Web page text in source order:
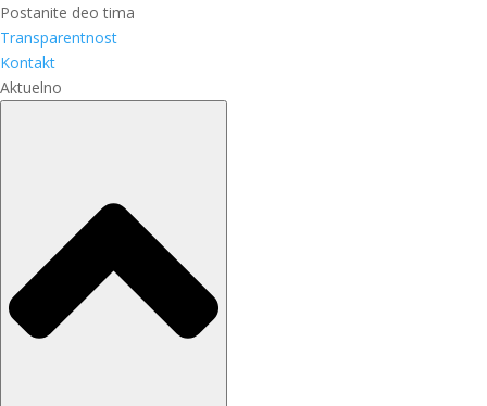
Postanite deo tima
Transparentnost
Kontakt
Aktuelno